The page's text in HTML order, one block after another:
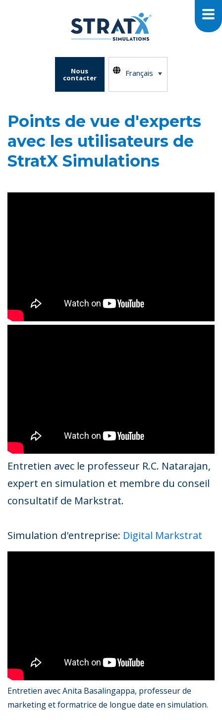
Nous
contacter Français
Points de vue d'experts
avec les utilisateurs de
StratX Simulations
Entretien avec le professeur R.C. Natarajan,
expert en simulation et membre du conseil
consultatif de Markstrat.
Simulation d'entreprise: Digital Markstrat
Entretien avec Anita Basalingappa, professeur de
marketing et formatrice de longue date en simulation.